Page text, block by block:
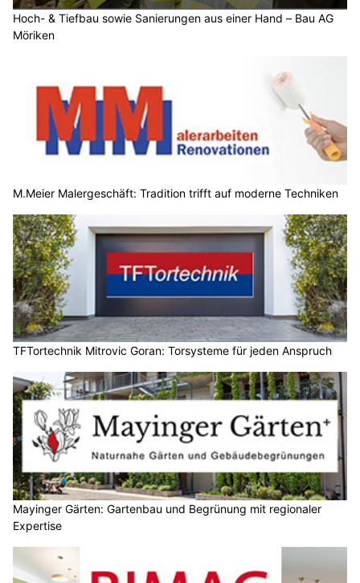
Hoch- & Tiefbau sowie Sanierungen aus einer Hand – Bau AG
Möriken
M.Meier Malergeschäft: Tradition trifft auf moderne Techniken
TFTortechnik Mitrovic Goran: Torsysteme für jeden Anspruch
Mayinger Gärten: Gartenbau und Begrünung mit regionaler
Expertise